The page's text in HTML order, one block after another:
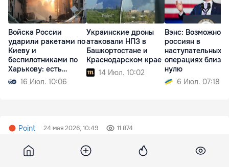
Войска России
ударили ракетами по
Киеву и
беспилотниками по
Харькову: есть
жертвы16 Июл. 10:06
Украинские дроны
атаковали НПЗ в
Башкортостане и
Краснодарском крае
14 Июл. 10:02
Вэнс:
россиян в
наступательных
операциях
нулю
6 Июл. 07:18
Point 24 мая 2026, 10:49 11 874
В Google считают, что